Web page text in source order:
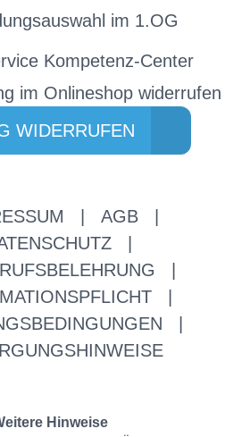
im 1.OG
Kompetenz-Center
im Onlineshop widerrufen
WIDERRUFEN
AGB
Hinweise